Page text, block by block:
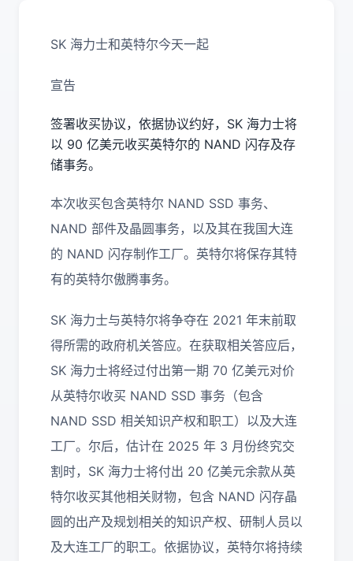
SK 海力士和英特尔今天一起
宣告
签署收买协议，依据协议约好，SK 海力士将
以 90 亿美元收买英特尔的 NAND 闪存及存
储事务。
本次收买包含英特尔 NAND SSD 事务、
NAND 部件及晶圆事务，以及其在我国大连
的 NAND 闪存制作工厂。英特尔将保存其特
有的英特尔傲腾事务。
SK 海力士与英特尔将争夺在 2021 年末前取
得所需的政府机关答应。在获取相关答应后，
SK 海力士将经过付出第一期 70 亿美元对价
从英特尔收买 NAND SSD 事务（包含
NAND SSD 相关知识产权和职工）以及大连
工厂。尔后，估计在 2025 年 3 月份终究交
割时，SK 海力士将付出 20 亿美元余款从英
特尔收买其他相关财物，包含 NAND 闪存晶
圆的出产及规划相关的知识产权、研制人员以
及大连工厂的职工。依据协议，英特尔将持续